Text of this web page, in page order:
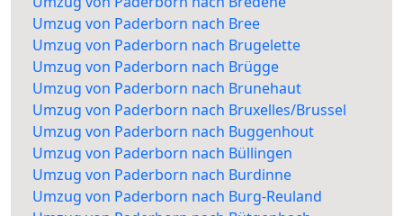
Umzug von Paderborn nach Bree
Umzug von Paderborn nach Brugelette
Umzug von Paderborn nach Brügge
Umzug von Paderborn nach Brunehaut
Umzug von Paderborn nach Bruxelles/Brussel
Umzug von Paderborn nach Buggenhout
Umzug von Paderborn nach Büllingen
Umzug von Paderborn nach Burdinne
Umzug von Paderborn nach Burg-Reuland